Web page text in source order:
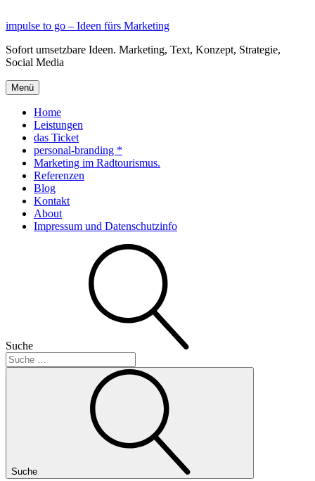
impulse to go – Ideen fürs Marketing
Sofort umsetzbare Ideen. Marketing, Text, Konzept, Strategie,
Social Media
Menü
Home
Leistungen
das Ticket
personal-branding *
Marketing im Radtourismus.
Referenzen
Blog
Kontakt
About
Impressum und Datenschutzinfo
Suche
Suche